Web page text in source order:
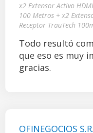
x2 Extensor Activo
100 Metros + x2
Receptor TrauTech
Todo resultó
que eso es muy
gracias.
OFINEGOCIOS